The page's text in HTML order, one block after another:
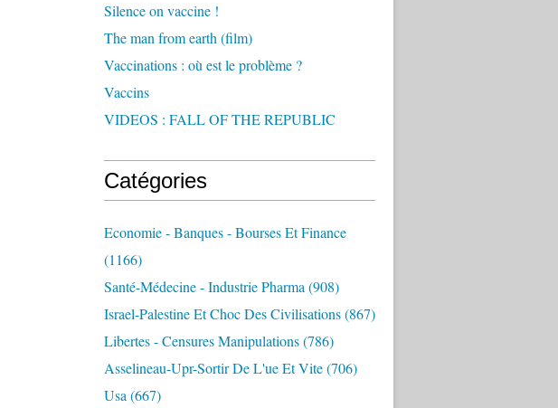
Silence on vaccine !
The man from earth (film)
Vaccinations : où est le problème ?
Vaccins
VIDEOS : FALL OF THE REPUBLIC
Catégories
Economie - Banques - Bourses Et Finance
(1166)
Santé-Médecine - Industrie Pharma (908)
Israel-Palestine Et Choc Des Civilisations(867)
Libertes - Censures Manipulations(786)
Asselineau-Upr-Sortir De L'ue Et Vite(706)
Usa (667)